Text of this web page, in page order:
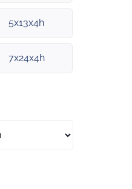
5x13x4h
7x24x4h